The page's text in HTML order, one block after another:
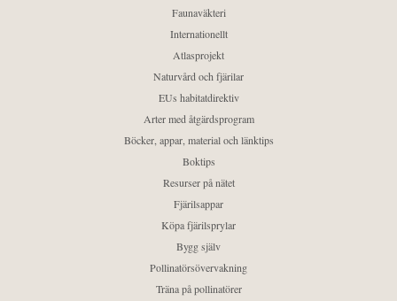
Faunaväkteri
Internationellt
Atlasprojekt
Naturvård och fjärilar
EUs habitatdirektiv
Arter med åtgärdsprogram
Böcker, appar, material och länktips
Boktips
Resurser på nätet
Fjärilsappar
Köpa fjärilsprylar
Bygg själv
Pollinatörsövervakning
Träna på pollinatörer